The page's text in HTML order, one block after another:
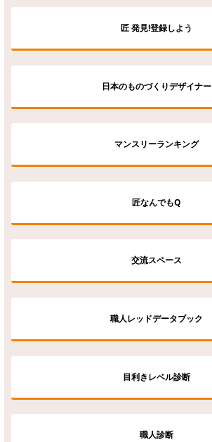
匠 発見!登録しよう
日本のものづくりデザイナー
マンスリーランキング
匠なんでもQ
交流スペース
職人レッドデータブック
目利きレベル診断
職人診断